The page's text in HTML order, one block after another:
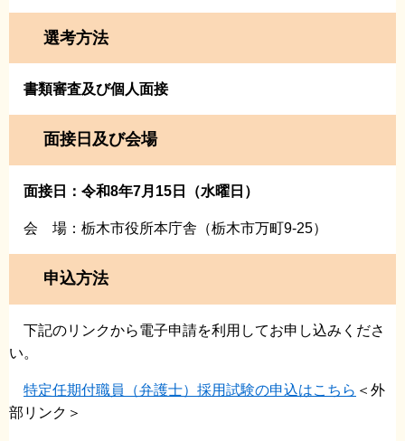
選考方法
書類審査及び個人面接
面接日及び会場
面接日：令和8年7月15日（水曜日）
会 場：栃木市役所本庁舎（栃木市万町9-25）
申込方法
下記のリンクから電子申請を利用してお申し込みくださ
い。
特定任期付職員（弁護士）採用試験の申込はこちら ＜外
部リンク＞